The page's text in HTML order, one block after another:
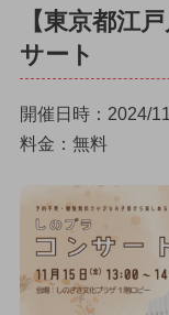
【東京都江
サート
開催日時：2024/
料金：無料